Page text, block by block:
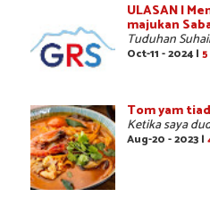
ULASAN |
majukan
Tuduhan
Oct-11 - 2024 |
Tom yam
Ketika saya
Aug-20 - 2023 |